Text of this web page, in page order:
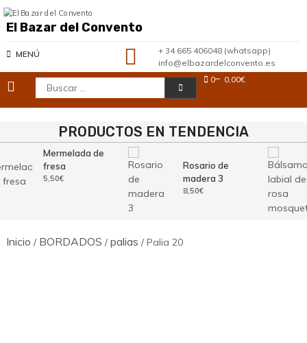
Saltar
al
contenido
El Bazar del Convento
MENÚ
+ 34 665 406048 (whatsapp)
info@elbazardelconvento.es
Buscar: 0 0,00€
PRODUCTOS EN TENDENCIA
Mermelada de
fresa
5,50€
Rosario de
madera 3
8,50€
Inicio / BORDADOS /palias / Palia 20